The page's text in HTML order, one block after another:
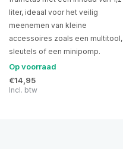
liter, ideaal voor het veilig
meenemen van kleine
accessoires zoals een multitool,
sleutels of een minipomp.
Op voorraad
€14,95
Incl. btw